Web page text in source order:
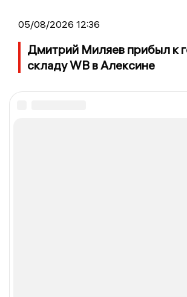
05/08/2026 12:36
Дмитрий Миляев прибыл к
складу WB в Алексине